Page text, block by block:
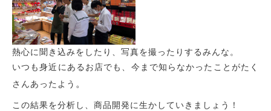
熱心に聞き込みをしたり、写真を撮ったりするみんな。
いつも身近にあるお店でも、今まで知らなかったことがたく
さんあったよう 。
この結果を分析し、商品開発に生かしていきましょう！